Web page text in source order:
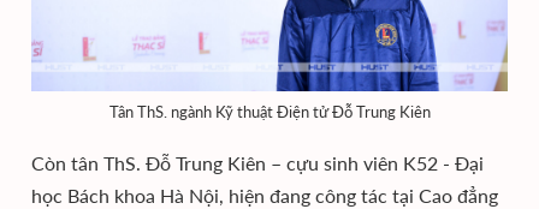
Tân ThS. ngành Kỹ thuật Điện tử Đỗ Trung Kiên
Còn tân ThS. Đỗ Trung Kiên – cựu sinh viên K52 - Đại
học Bách khoa Hà Nội, hiện đang công tác tại Cao đẳng